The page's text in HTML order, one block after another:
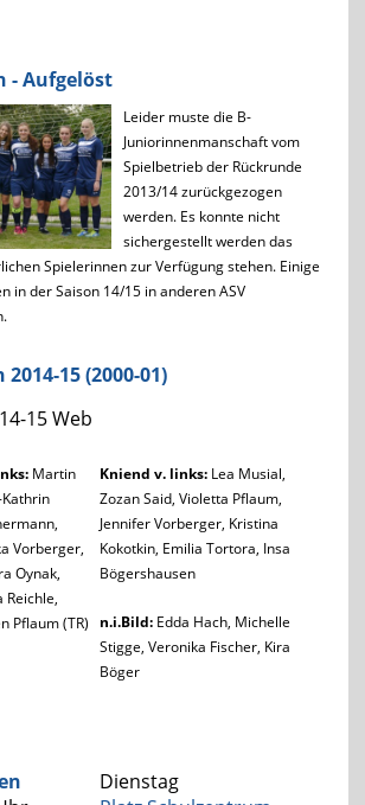
- Aufgelöst
Leider muste die B-
Juniorinnenmanschaft vom
Spielbetrieb der Rückrunde
2013/14 zurückgezogen
werden. Es konnte nicht
sichergestellt werden das
Spielerinnen zur Verfügung stehen. Einige
in der Saison 14/15 in anderen ASV
15 (2000-01)
Martin
Vorberger,
Oynak,
Reichle,
Pflaum (TR)
Kniend v. links:Lea Musial,
Zozan Said, Violetta Pflaum,
Jennifer Vorberger, Kristina
Kokotkin, Emilia Tortora, Insa
Bögershausen
n.i.Bild: Edda Hach, Michelle
Stigge, Veronika Fischer, Kira
Böger
Dienstag